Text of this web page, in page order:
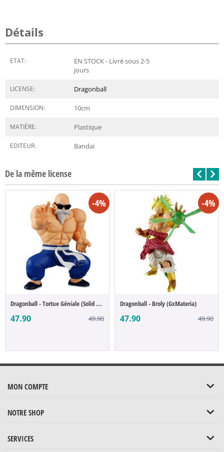
Détails
ETAT:
EN STOCK - Livré sous 2-5
jours
LICENSE: Dragonball
DIMENSION: 10cm
MATIÈRE: Plastique
EDITEUR: Bandai
De la même license
-4%
Dragonball - Tortue Géniale (Solid Edge W...
47.90 49.90
-4%
Dragonball - Broly (GxMateria)
47.90 49.90
MON COMPTE
NOTRE SHOP
SERVICES